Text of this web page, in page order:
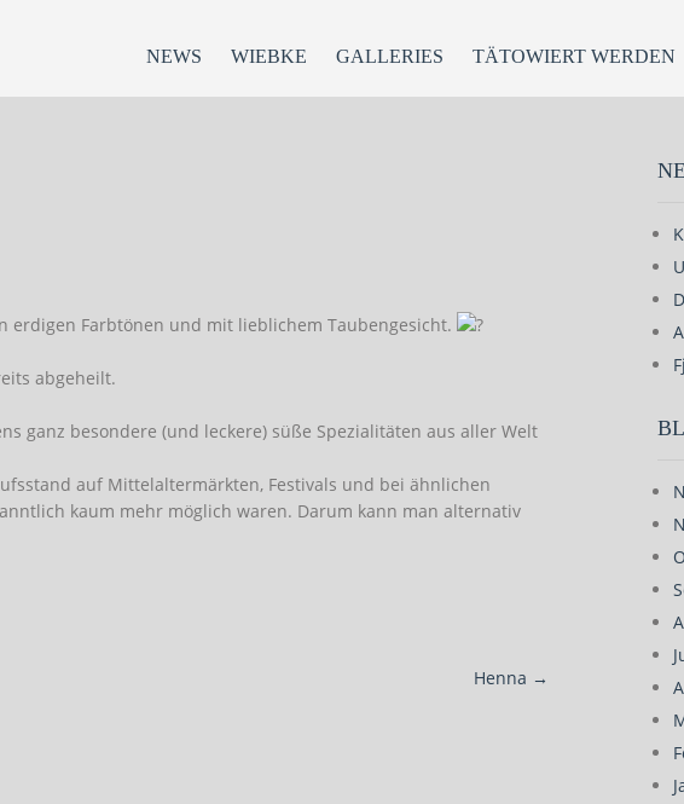
NEWS WIEBKE GALLERIES TÄTOWIERT WERDEN
erdigen Farbtönen und mit lieblichem Taubengesicht.
abgeheilt.
ganz besondere (und leckere) süße Spezialitäten aus aller Welt
auf Mittelaltermärkten, Festivals und bei ähnlichen
kaum mehr möglich waren. Darum kann man alternativ
Henna →